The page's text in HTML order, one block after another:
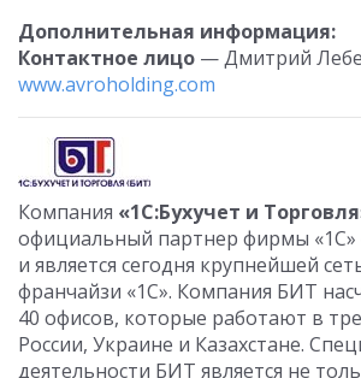
Дополнительная информация:
Контактное лицо — Дмитрий
www.avroholding.com
Компания «1С:Бухучет и
официальный партнер фирмы «1С»
и является сегодня крупнейшей
франчайзи «1С». Компания БИТ
40 офисов, которые работают в
России, Украине и Казахстане.
деятельности БИТ является не